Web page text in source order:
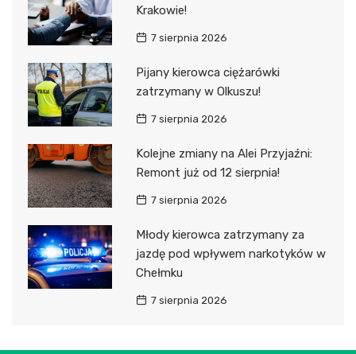
Krakowie!
7 sierpnia 2026
Pijany kierowca ciężarówki
zatrzymany w Olkuszu!
7 sierpnia 2026
Kolejne zmiany na Alei Przyjaźni:
Remont już od 12 sierpnia!
7 sierpnia 2026
Młody kierowca zatrzymany za
jazdę pod wpływem narkotyków w
Chełmku
7 sierpnia 2026